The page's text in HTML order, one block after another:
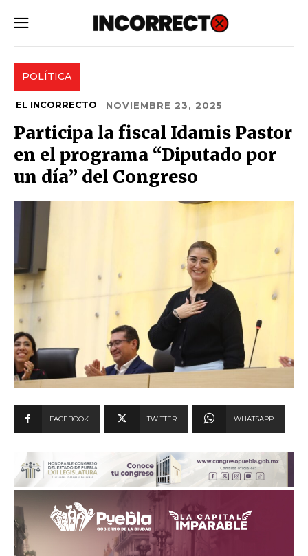
POLÍTICA
EL INCORRECTO NOVIEMBRE 23, 2025
Participa la fiscal Idamis Pastor
en el programa “Diputado por
un día” del Congreso
FACEBOOK TWITTER WHATSAPP